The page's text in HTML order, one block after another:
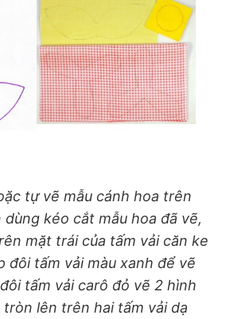
tự vẽ mẫu cánh hoa trên
dùng kéo cắt mẫu hoa đã vẽ,
mặt trái của tấm vải căn ke
đôi tấm vải màu xanh để vẽ
tấm vải carô đỏ vẽ 2 hình
lên trên hai tấm vải dạ